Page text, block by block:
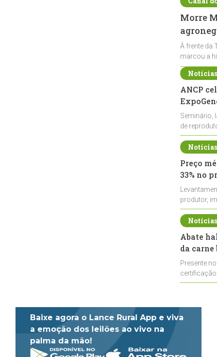
Morre
À frente da
marcou a
ANCP
Seminário,
de
durante a
Preço
33% no
produtor,
de leite cru
Abate
da
Presente
Baixe agora o Lance Rural App e viva
a emoção dos leilões ao vivo na
palma da mão!